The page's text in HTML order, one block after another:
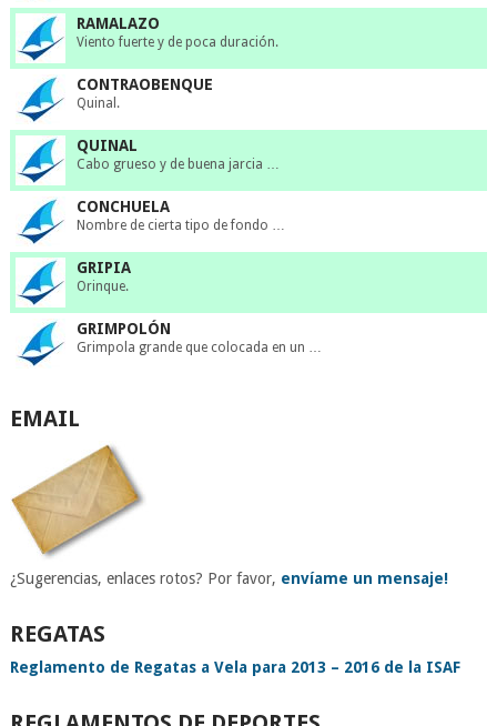
RAMALAZO
Viento fuerte y de poca duración.
CONTRAOBENQUE
Quinal.
QUINAL
Cabo grueso y de buena jarcia …
CONCHUELA
Nombre de cierta tipo de fondo …
GRIPIA
Orinque.
GRIMPOLÓN
Grimpola grande que colocada en un …
EMAIL
¿Sugerencias, enlaces rotos? Por favor, envíame un mensaje!
REGATAS
Reglamento de Regatas a Vela para 2013 – 2016 de la ISAF